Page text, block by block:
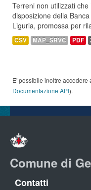
Terreni non utilizzati
disposizione della
Liguria, promossa per
CSV MAP_SRVC PDF
E' possibile inoltre accedere
Documentazione API).
Comune di
Contatti